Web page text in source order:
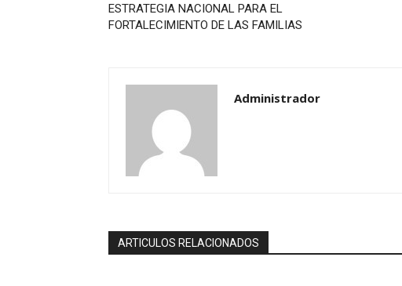
ESTRATEGIA NACIONAL PARA EL
FORTALECIMIENTO DE LAS FAMILIAS
Administrador
ARTICULOS RELACIONADOS